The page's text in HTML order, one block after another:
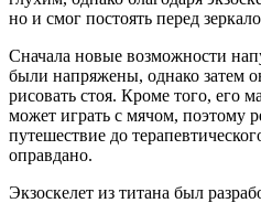
но и смог постоять перед
Сначала новые возможности
были напряжены, однако затем
рисовать стоя. Кроме того, его
может играть с мячом, поэтому
путешествие до
оправдано.
Экзоскелет из титана был